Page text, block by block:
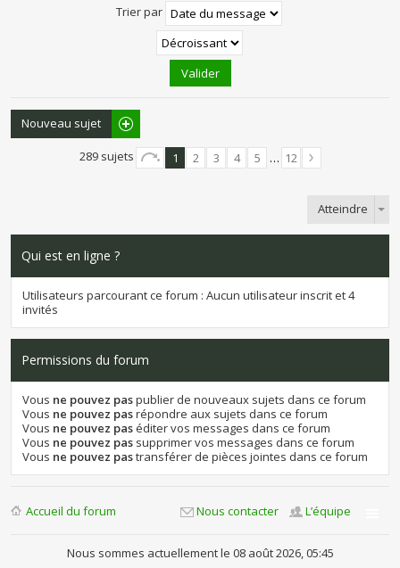
Trier par
Nouveau sujet
289 sujets 1 2 3 4 5 … 12
Atteindre
Qui est en ligne ?
Utilisateurs parcourant ce forum : Aucun utilisateur inscrit et 4
invités
Permissions du forum
Vous ne pouvez paspublier de nouveaux sujets dans ce forum
Vous ne pouvez pasrépondre aux sujets dans ce forum
Vous ne pouvez paséditer vos messages dans ce forum
Vous ne pouvez pas supprimer vos messages dans ce forum
Vous ne pouvez pastransférer de pièces jointes dans ce forum
Accueil du forum L’équipe
Nous contacter
Nous sommes actuellement le 08 août 2026, 05:45